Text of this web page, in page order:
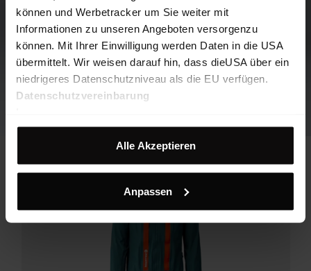
können und Werbetracker um Sie weiter mit
Informationen zu unseren Angeboten versorgenzu
können. Mit Ihrer Einwilligung werden Daten in die USA
übermittelt. Wir weisen darauf hin, dass dieUSA über ein
niedrigeres Datenschutzniveau als die EU verfügen.
Datenschutzvereinbarung
Alle Akzeptieren
Anpassen